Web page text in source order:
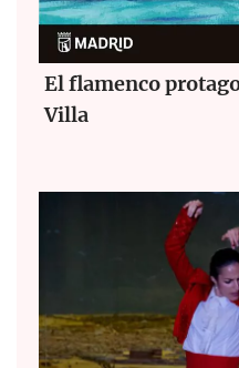
El flamenco
Villa